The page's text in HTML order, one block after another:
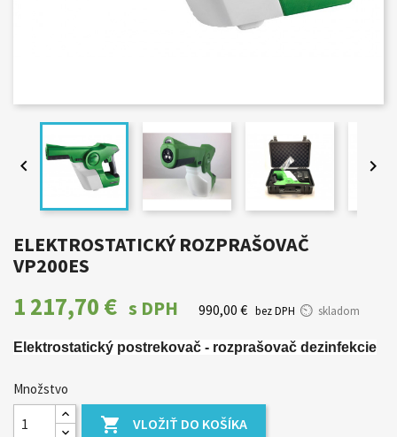
 
ELEKTROSTATICKÝ ROZPRAŠOVAČ
VP200ES
1 217,70 € s DPH 990,00 € bez DPH skladom
Elektrostatický postrekovač - rozprašovač dezinfekcie
Množstvo
 VLOŽIŤ DO KOŠÍKA